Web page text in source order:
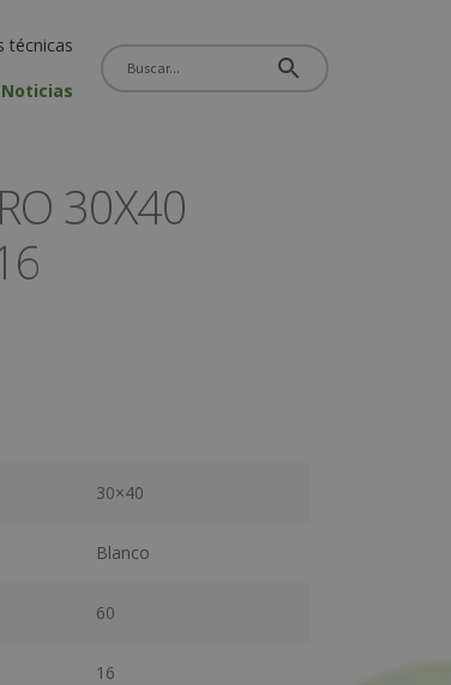
técnicas
Noticias
30X40
30×40
Blanco
60
16